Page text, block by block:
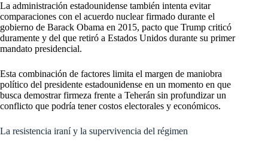
La administración estadounidense también intenta evitar
comparaciones con el acuerdo nuclear firmado durante el
gobierno de Barack Obama en 2015, pacto que Trump criticó
duramente y del que retiró a Estados Unidos durante su primer
mandato presidencial.
Esta combinación de factores limita el margen de maniobra
político del presidente estadounidense en un momento en que
busca demostrar firmeza frente a Teherán sin profundizar un
conflicto que podría tener costos electorales y económicos.
La resistencia iraní y la supervivencia del régimen